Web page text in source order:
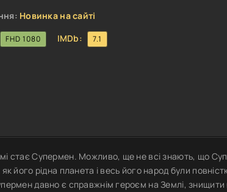
Новинка на сайті
FHD 1080 IMDb: 7.1
стає Супермен. Можливо, ще не всі знають, що
його рідна планета і весь його народ були
давно є справжнім героєм на Землі,